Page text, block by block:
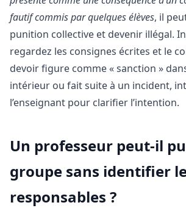
fautif commis par quelques élèves, il
punition collective et devenir illégal.
regardez les consignes écrites et le
devoir figure comme « sanction »
intérieur ou fait suite à un incident,
l’enseignant pour clarifier l’intention.
Un professeur peut-il
groupe sans identifier
responsables ?